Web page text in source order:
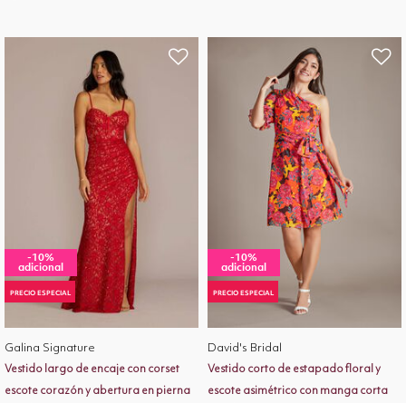
-10%
adicional
PRECIO ESPECIAL
Galina Signature
Vestido largo de encaje con corset
escote corazón y abertura en pierna
-10%
adicional
PRECIO ESPECIAL
David's Bridal
Vestido corto de estapado floral y
escote asimétrico con manga corta